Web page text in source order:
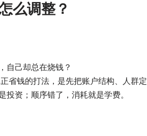
么调整？
自己却总在烧钱？
省钱的打法，是先把账户结构、人群定
资；顺序错了，消耗就是学费。